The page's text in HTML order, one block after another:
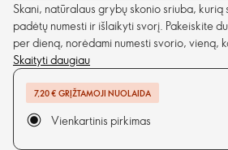
Skani, natūralaus grybų skonio sriuba,
padėtų numesti ir išlaikyti svorį. Pakeiskite
per dieną, norėdami numesti svorio, vieną,
Tiesiog pašildykite su pienu**, kad
patiekalą. Sveika ir taip lengva!
Skaityti daugiau
7,20 € GRĮŽTAMOJI NUOLAIDA
Vienkartinis pirkimas